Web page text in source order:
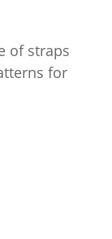
of straps
for